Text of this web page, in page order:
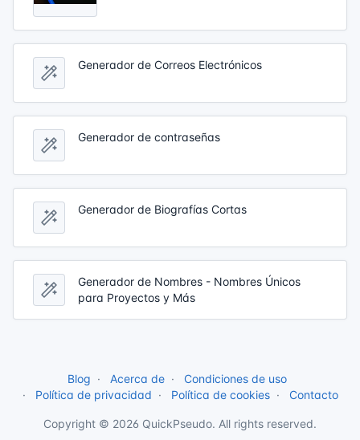
Generador de Correos Electrónicos
Generador de contraseñas
Generador de Biografías Cortas
Generador de Nombres - Nombres Únicos
para Proyectos y Más
Blog Acerca de
Condiciones de uso
Política de privacidad
Política de cookies Contacto
Copyright © 2026 QuickPseudo. All rights reserved.